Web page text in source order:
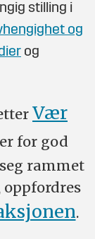
stilling i
og
og
Vær
for god
rammet
.